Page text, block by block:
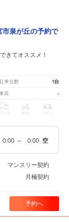
市泉が丘の予約で
きてオススメ！
車台数 1台
高 -
ック 原付 バイク
0:00 ～ 0:00 空
マンスリー契約
月極契約
予約へ